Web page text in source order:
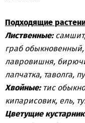
Подходящие
Лиственные:
граб обыкновенный,
лавровишня,
лапчатка, таволга,
Хвойные: тис
кипарисовик, ель,
Цветущие